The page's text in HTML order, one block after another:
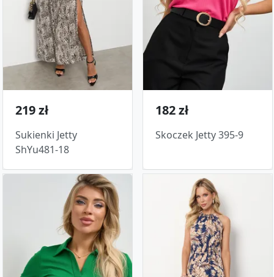
219 zł
Sukienki Jetty
ShYu481-18
182 zł
Skoczek Jetty 395-9